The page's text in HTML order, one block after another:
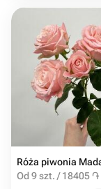
Od 9 szt. / 18405 ֏